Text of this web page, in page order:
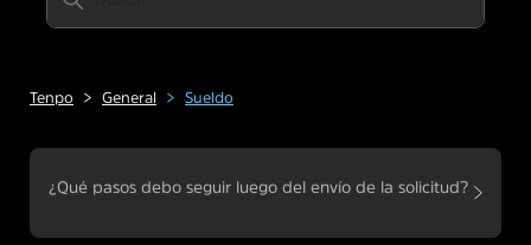
Tenpo General Sueldo
¿Qué pasos debo seguir luego del envío de la solicitud?